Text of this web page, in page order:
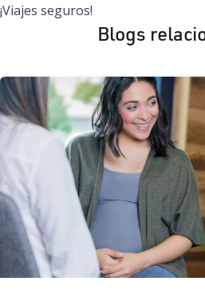
¡Viajes seguros!
Blogs